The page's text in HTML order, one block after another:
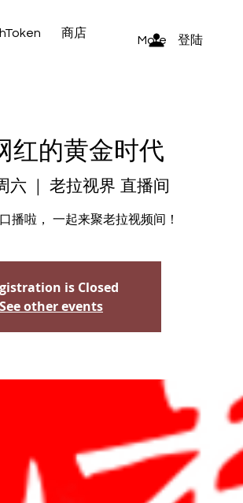
商店
More 登陆
红的黄金时代
六
  |
老拉视界 直播间
播啦， 一起来聚老拉视频间！
is Closed
See other events